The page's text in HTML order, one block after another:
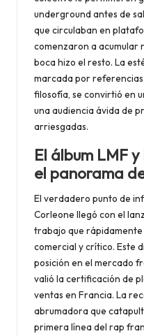
underground antes de
que circulaban en
comenzaron a acumular
boca hizo el resto. La
marcada por referencias
filosofía, se convirtió en
una audiencia ávida de
arriesgadas.
El álbum LMF
el panorama
El verdadero punto de
Corleone llegó con el
trabajo que
comercial y crítico. Este
posición en el mercado
valió la certificación de
ventas en Francia. La
abrumadora que
primera línea del rap